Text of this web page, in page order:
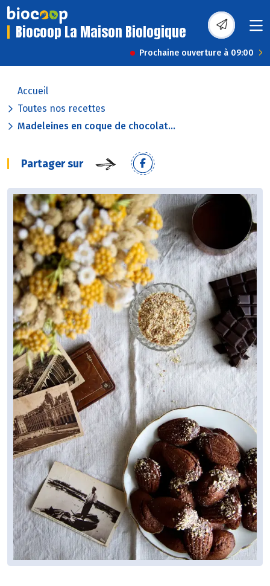
Biocoop La Maison Biologique
Prochaine ouverture à 09:00
Accueil
Toutes nos recettes
Madeleines en coque de chocolat...
Partager sur